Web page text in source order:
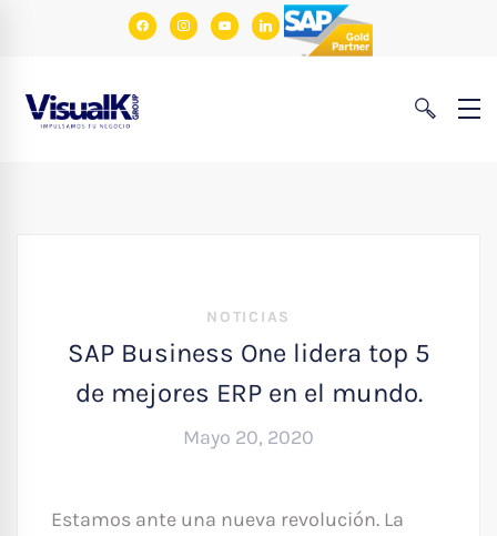
facebookinstagram
youtubelinkedin
NOTICIAS
SAP Business One lidera top 5
de mejores ERP en el mundo.
Mayo 20, 2020
Estamos ante una nueva revolución. La